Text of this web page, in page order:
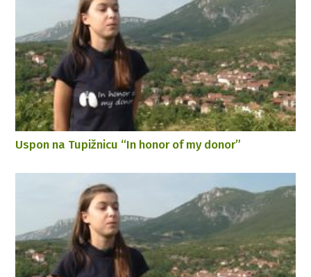
Uspon na Tupižnicu “In honor of my donor”